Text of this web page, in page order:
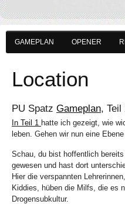
GAMEPLAN OPENER
Location
PU Spatz Gameplan, Teil
In Teil 1 hatte ich gezeigt, wie
leben. Gehen wir nun eine
Schau, du bist hoffentlich
gewesen und hast dort
Hier die verspannten
Kiddies, hüben die Milfs, die es
Drogensubkultur.